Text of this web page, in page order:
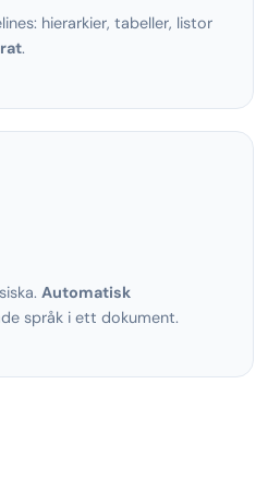
hierarkier, tabeller, listor
.
Automatisk
språk i ett dokument.